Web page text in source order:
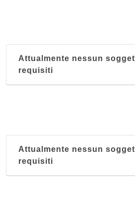
Attualmente nessun
requisiti
Attualmente nessun
requisiti